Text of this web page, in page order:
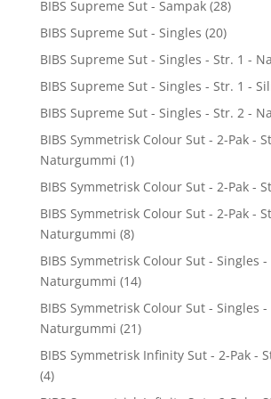
BIBS Supreme Sut - Sampak (28)
BIBS Supreme Sut - Singles (20)
BIBS Supreme Sut - Singles - Str. 1 -
BIBS Supreme Sut - Singles - Str. 1 -
BIBS Supreme Sut - Singles - Str. 2 -
BIBS Symmetrisk Colour Sut - 2-Pak -
Naturgummi (1)
BIBS Symmetrisk Colour Sut - 2-Pak -
BIBS Symmetrisk Colour Sut - 2-Pak -
Naturgummi (8)
BIBS Symmetrisk Colour Sut - Singles -
Naturgummi (14)
BIBS Symmetrisk Colour Sut - Singles -
Naturgummi (21)
BIBS Symmetrisk Infinity Sut - 2-Pak -
(4)